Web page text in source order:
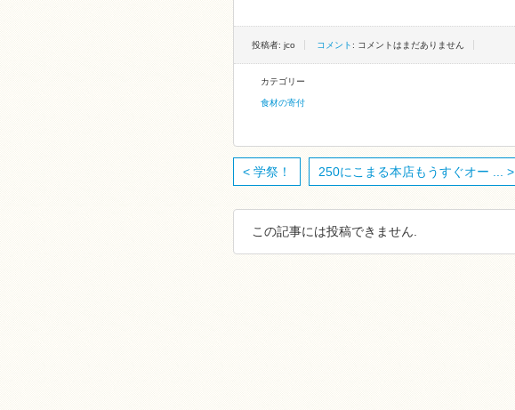
投稿者: jco コメント : コメントはまだありません
カテゴリー
食材の寄付
< 学祭！ 250にこまる本店もうすぐオー ... >
この記事には投稿できません.